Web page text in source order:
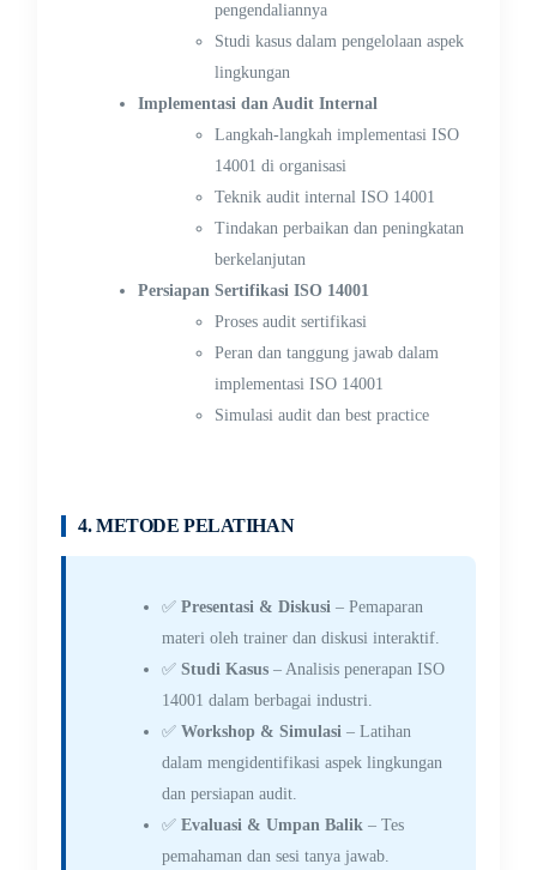
pengendaliannya
Studi kasus dalam pengelolaan aspek
lingkungan
Implementasi dan Audit Internal
Langkah-langkah implementasi ISO
14001 di organisasi
Teknik audit internal ISO 14001
Tindakan perbaikan dan peningkatan
berkelanjutan
Persiapan Sertifikasi ISO 14001
Proses audit sertifikasi
Peran dan tanggung jawab dalam
implementasi ISO 14001
Simulasi audit dan best practice
4. METODE PELATIHAN
✅Presentasi & Diskusi – Pemaparan
materi oleh trainer dan diskusi interaktif.
✅Studi Kasus – Analisis penerapan ISO
14001 dalam berbagai industri.
✅Workshop & Simulasi – Latihan
dalam mengidentifikasi aspek lingkungan
dan persiapan audit.
✅Evaluasi & Umpan Balik – Tes
pemahaman dan sesi tanya jawab.